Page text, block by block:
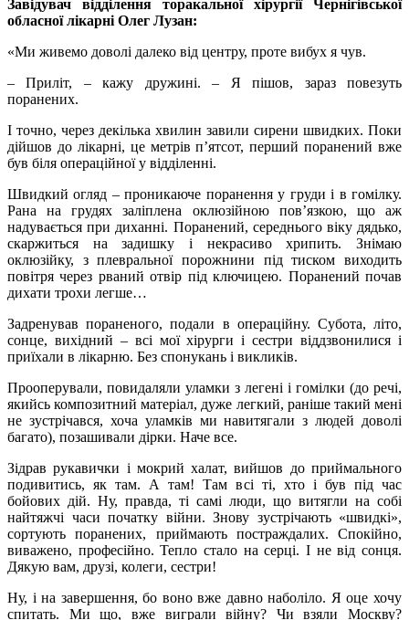
Завідувач відділення торакальної хірургії Чернігівської
обласної лікарні Олег Лузан:
«Ми живемо доволі далеко від центру, проте вибух я чув.
– Приліт, – кажу дружині. – Я пішов, зараз повезуть
поранених.
І точно, через декілька хвилин завили сирени швидких. Поки
дійшов до лікарні, це метрів п’ятсот, перший поранений вже
був біля операційної у відділенні.
Швидкий огляд – проникаюче поранення у груди і в гомілку.
Рана на грудях заліплена оклюзійною пов’язкою, що аж
надувається при диханні. Поранений, середнього віку дядько,
скаржиться на задишку і некрасиво хрипить. Знімаю
оклюзійку, з плевральної порожнини під тиском виходить
повітря через рваний отвір під ключицею. Поранений почав
дихати трохи легше…
Задренував пораненого, подали в операційну. Субота, літо,
сонце, вихідний – всі мої хірурги і сестри віддзвонилися і
приїхали в лікарню. Без спонукань і викликів.
Прооперували, повидаляли уламки з легені і гомілки (до речі,
якийсь композитний матеріал, дуже легкий, раніше такий мені
не зустрічався, хоча уламків ми навитягали з людей доволі
багато), позашивали дірки. Наче все.
Зідрав рукавички і мокрий халат, вийшов до приймального
подивитись, як там. А там! Там всі ті, хто і був під час
бойових дій. Ну, правда, ті самі люди, що витягли на собі
найтяжчі часи початку війни. Знову зустрічають «швидкі»,
сортують поранених, приймають постраждалих. Спокійно,
виважено, професійно. Тепло стало на серці. І не від сонця.
Дякую вам, друзі, колеги, сестри!
Ну, і на завершення, бо воно вже давно наболіло. Я оце хочу
спитать. Ми що, вже виграли війну? Чи взяли Москву?